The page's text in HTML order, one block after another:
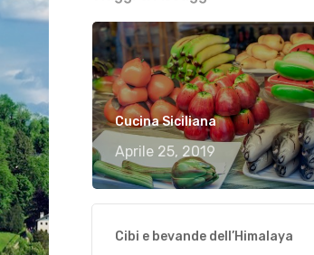
Cucina Siciliana
Aprile 25, 2019
Cibi e bevande dell’Himalaya